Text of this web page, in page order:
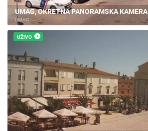
UMAG, OKRETNA PANORAMSKA KAMERA
UMAG
UŽIVO